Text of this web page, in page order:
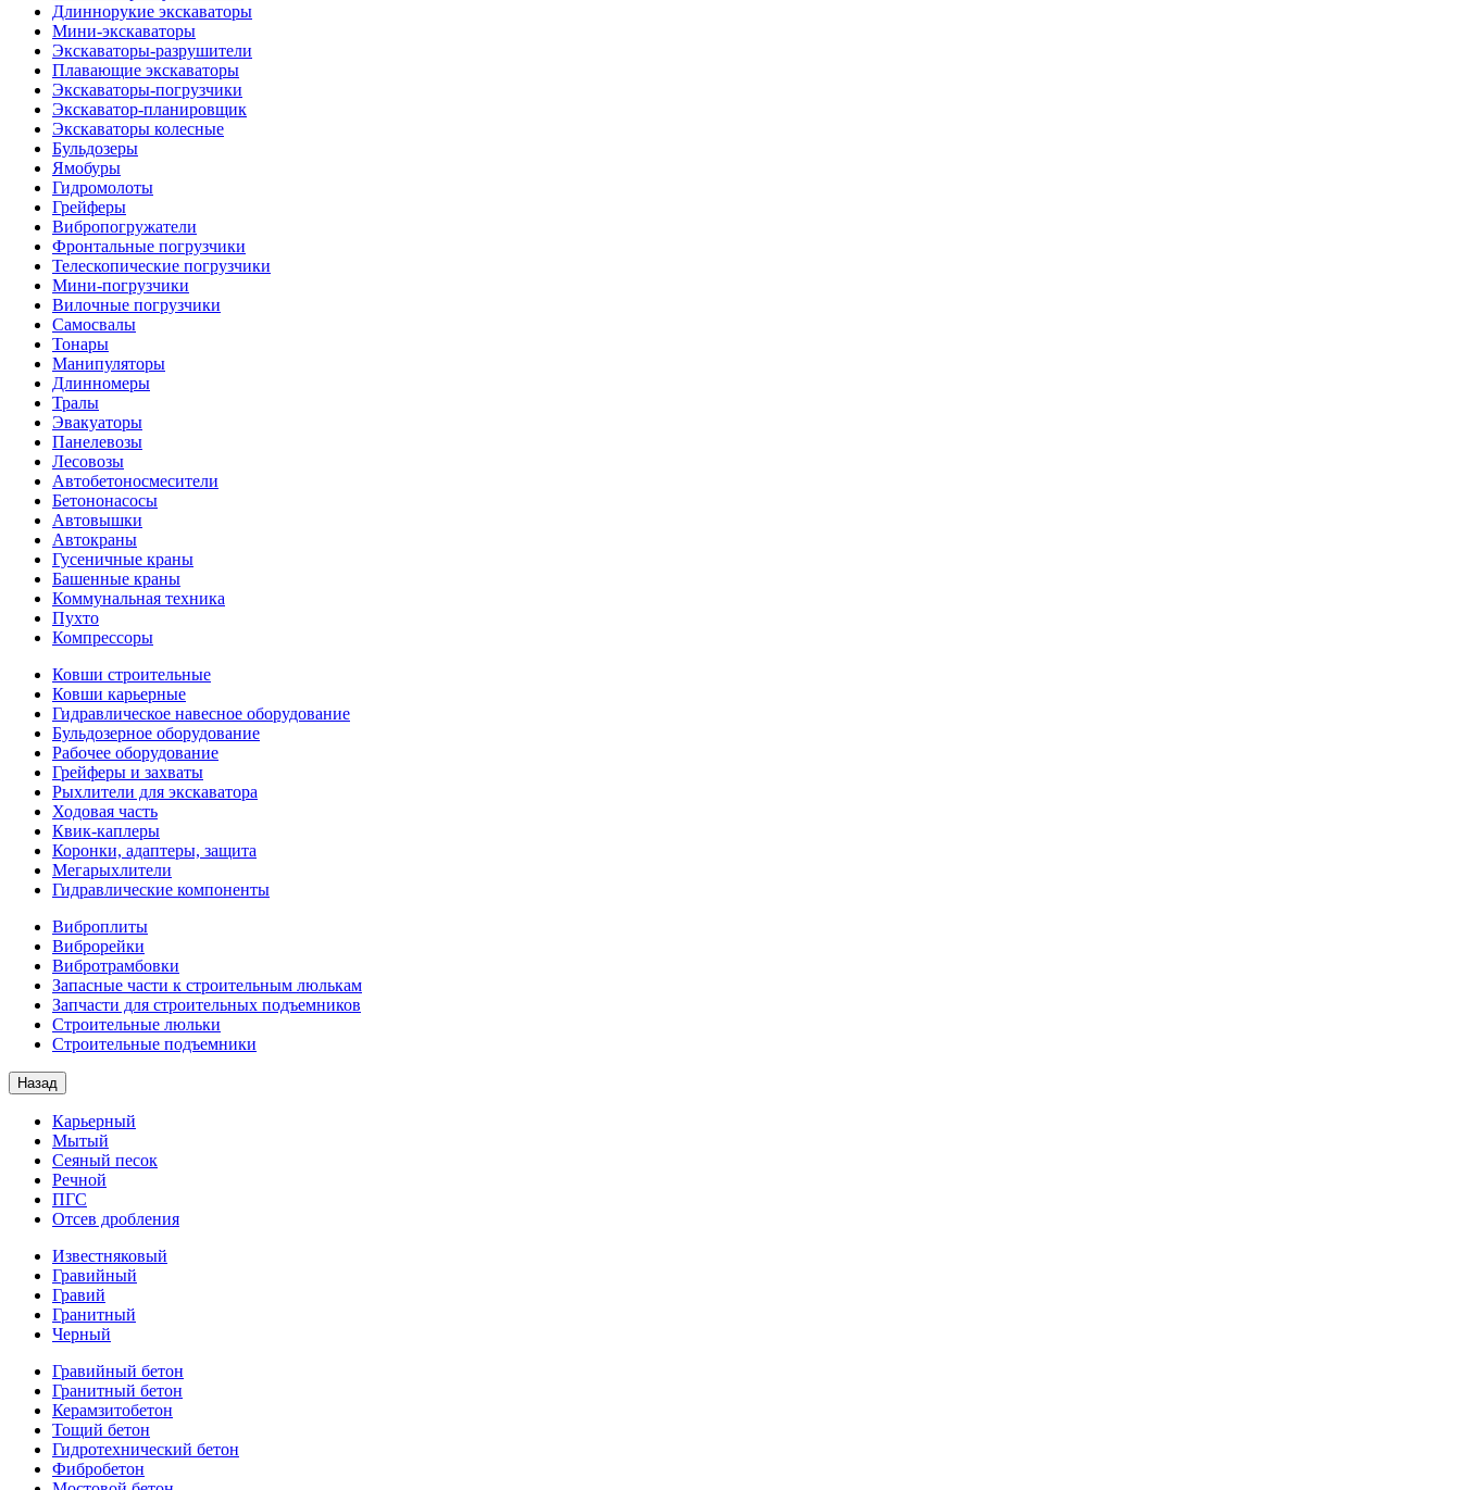
Длиннорукие экскаваторы
Мини-экскаваторы
Экскаваторы-разрушители
Плавающие экскаваторы
Экскаваторы-погрузчики
Экскаватор-планировщик
Экскаваторы колесные
Бульдозеры
Ямобуры
Гидромолоты
Грейферы
Вибро­погружатели
Фронтальные погрузчики
Телескопические погрузчики
Мини-погрузчики
Вилочные погрузчики
Самосвалы
Тонары
Манипуляторы
Длинномеры
Тралы
Эвакуаторы
Панелевозы
Лесовозы
Автобетоно­смесители
Бетононасосы
Автовышки
Автокраны
Гусеничные краны
Башенные краны
Коммунальная техника
Пухто
Компрессоры
Ковши строительные
Ковши карьерные
Гидравлическое навесное оборудование
Бульдозерное оборудование
Рабочее оборудование
Грейферы и захваты
Рыхлители для экскаватора
Ходовая часть
Квик-каплеры
Коронки, адаптеры, защита
Мегарыхлители
Гидравлические компоненты
Виброплиты
Виброрейки
Вибротрамбовки
Запасные части к строительным люлькам
Запчасти для строительных подъемников
Строительные люльки
Строительные подъемники
Назад
Карьерный
Мытый
Сеяный песок
Речной
ПГС
Отсев дробления
Известняковый
Гравийный
Гравий
Гранитный
Черный
Гравийный бетон
Гранитный бетон
Керамзитобетон
Тощий бетон
Гидротехнический бетон
Фибробетон